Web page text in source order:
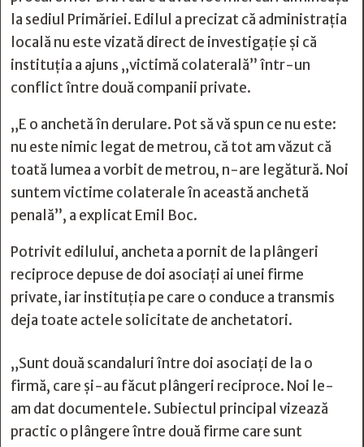
la sediul Primăriei. Edilul a precizat că administrația
locală nu este vizată direct de investigație și că
instituția a ajuns „victimă colaterală” într-un
conflict între două companii private.
„E o anchetă în derulare. Pot să vă spun ce nu este:
nu este nimic legat de metrou, că tot am văzut că
toată lumea a vorbit de metrou, n-are legătură. Noi
suntem victime colaterale în această anchetă
penală”, a explicat Emil Boc.
Potrivit edilului, ancheta a pornit de la plângeri
reciproce depuse de doi asociați ai unei firme
private, iar instituția pe care o conduce a transmis
deja toate actele solicitate de anchetatori.
„Sunt două scandaluri între doi asociați de la o
firmă, care și-au făcut plângeri reciproce. Noi le-
am dat documentele. Subiectul principal vizează
practic o plângere între două firme care sunt